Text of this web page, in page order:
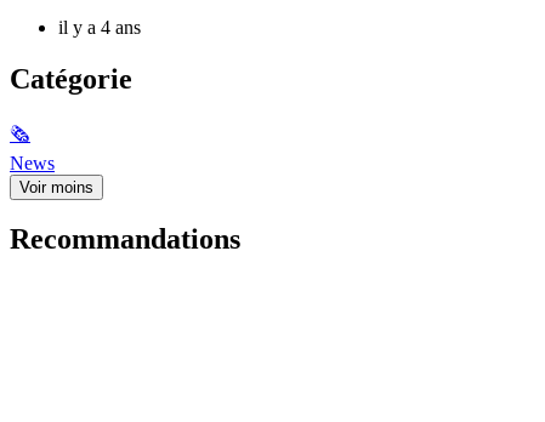
il y a 4 ans
Catégorie
🗞
News
Voir moins
Recommandations